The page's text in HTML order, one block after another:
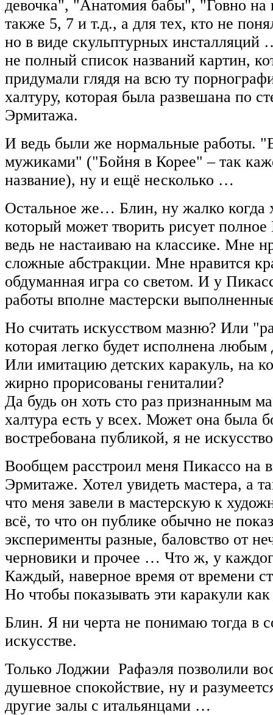
девочка", "Анатомия бабы", "Говно
также 5, 7 и т.д., а для тех, кто не
но в виде скульптурных инсталляций
не полный список названий картин,
придумали глядя на всю ту
халтуру, которая была развешана по
Эрмитажа.
И ведь были же нормальные работы.
мужиками" ("Бойня в Корее" – так
название), ну и ещё несколько …
Остальное же… Блин, ну жалко когда
который может творить рисует
ведь не настаиваю на классике. Мне
сложные абстракции. Мне нравится
обдуманная игра со светом. И у
работы вполне мастерски
Но считать искусством мазню? Или
которая легко будет исполнена
Или имитацию детских каракуль, на
жирно прорисованы гениталии?
Да будь он хоть сто раз признанным
халтура есть у всех. Может она была
востребована публикой, я не
Вообщем расстроил меня Пикассо на
Эрмитаже. Хотел увидеть мастера, а
что меня завели в мастерскую к
всё, то что он публике обычно не
эксперименты разные, баловство от
черновики и прочее … Что ж, у
Каждый, наверное время от времени
Но чтобы показывать эти каракули
Блин. Я ни черта не понимаю тогда в
искусстве.
Только Лоджии Рафаэля позволили
душевное спокойствие, ну и
другие залы с итальянцами …